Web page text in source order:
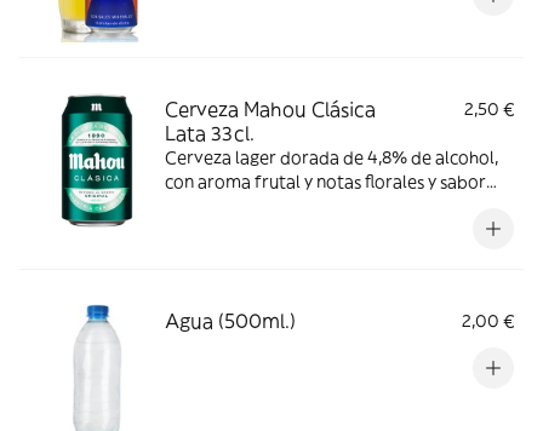
Cerveza Mahou Clásica
Lata 33cl.
2,50 €
Cerveza lager dorada de 4,8% de alcohol,
con aroma frutal y notas florales y sabor
Agua (500ml.) 2,00 €